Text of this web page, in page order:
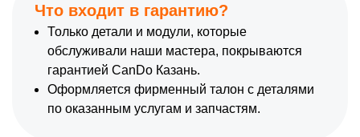
Что входит в гарантию?
Только детали и модули, которые
обслуживали наши мастера, покрываются
гарантией CanDo Казань.
Оформляется фирменный талон с деталями
по оказанным услугам и запчастям.